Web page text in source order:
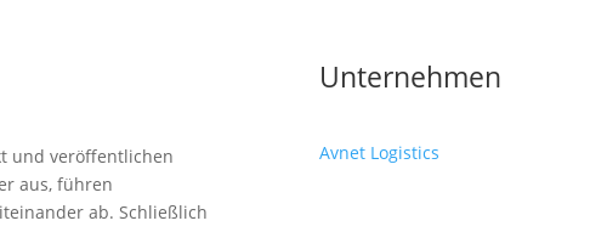
und veröffentlichen
aus, führen
ab. Schließlich
Unternehmen
Avnet Logistics